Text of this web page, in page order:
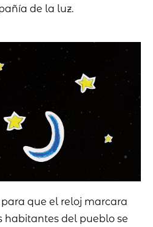
de la luz.
que el reloj marcara
habitantes del pueblo se